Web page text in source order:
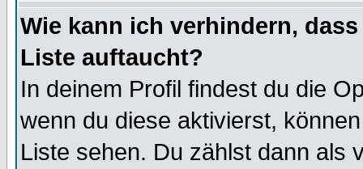
Wie kann ich verhindern,
Liste auftaucht?
In deinem Profil findest du die
wenn du diese aktivierst,
Liste sehen. Du zählst dann als